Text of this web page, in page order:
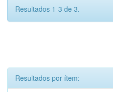
Resultados 1-3 de 3.
Resultados por ítem: